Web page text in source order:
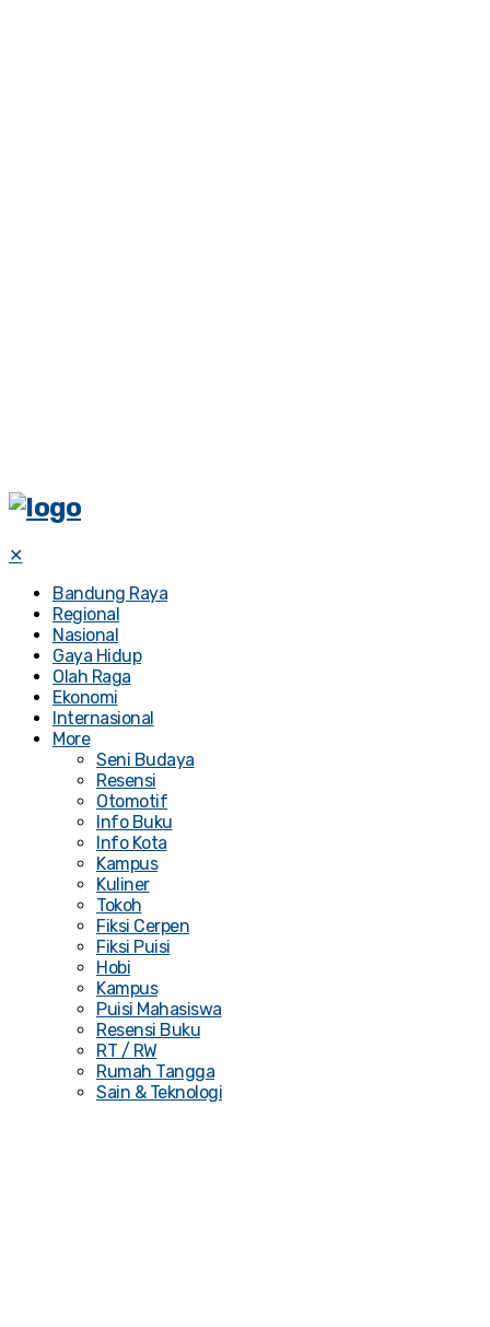
✕
Bandung Raya
Regional
Nasional
Gaya Hidup
Olah Raga
Ekonomi
Internasional
More
Seni Budaya
Resensi
Otomotif
Info Buku
Info Kota
Kampus
Kuliner
Tokoh
Fiksi Cerpen
Fiksi Puisi
Hobi
Kampus
Puisi Mahasiswa
Resensi Buku
RT / RW
Rumah Tangga
Sain & Teknologi